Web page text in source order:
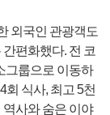
외국인 관광객도
편화했다. 전 코
그룹으로 이동하
회 식사, 최고 5천
사와 숨은 이야